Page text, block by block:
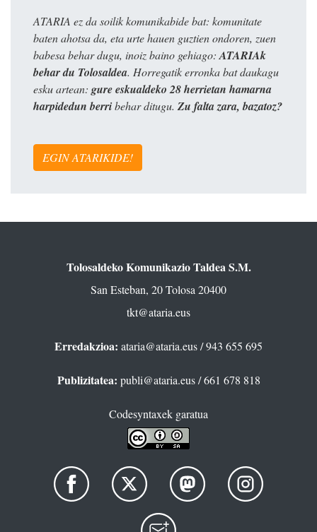
ATARIA ez da soilik komunikabide bat: komunitate
baten ahotsa da, eta urte hauen guztien ondoren, zuen
babesa behar dugu, inoiz baino gehiago: ATARIAk
behar du Tolosaldea. Horregatik erronka bat daukagu
esku artean: gure eskualdeko 28 herrietan hamarna
harpidedun berribehar ditugu. Zu falta zara, bazatoz?
EGIN ATARIKIDE!
Tolosaldeko Komunikazio Taldea S.M.
San Esteban, 20 Tolosa 20400
tkt@ataria.eus
Erredakzioa: ataria@ataria.eus/ 943 655 695
Publizitatea: publi@ataria.eus/ 661 678 818
Codesyntaxek garatua